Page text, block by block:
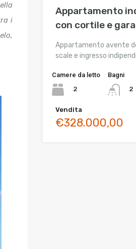
i
Appartamento
con cortile e
Appartamento avente
scale e ingresso
Camere da letto
2
Bagni
2
Vendita
€328.000,00